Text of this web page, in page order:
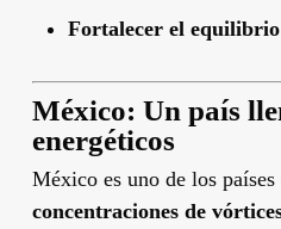
Fortalecer el
México: Un país
energéticos
México es uno de los países
concentraciones de